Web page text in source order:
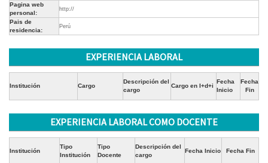
Pagina web
personal:
http://
Pais de
residencia:
Perú
EXPERIENCIA LABORAL
Institución Cargo
Descripción del
cargo
Cargo en I+d+i
Fecha
Inicio
Fecha
Fin
EXPERIENCIA LABORAL COMO DOCENTE
Institución
Tipo
Institución
Tipo
Docente
Descripción del
cargo
Fecha Inicio Fecha Fin